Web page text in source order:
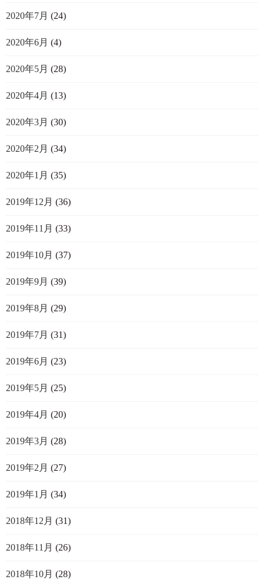
2020年7月 (24)
2020年6月 (4)
2020年5月 (28)
2020年4月 (13)
2020年3月 (30)
2020年2月 (34)
2020年1月 (35)
2019年12月 (36)
2019年11月 (33)
2019年10月 (37)
2019年9月 (39)
2019年8月 (29)
2019年7月 (31)
2019年6月 (23)
2019年5月 (25)
2019年4月 (20)
2019年3月 (28)
2019年2月 (27)
2019年1月 (34)
2018年12月 (31)
2018年11月 (26)
2018年10月 (28)